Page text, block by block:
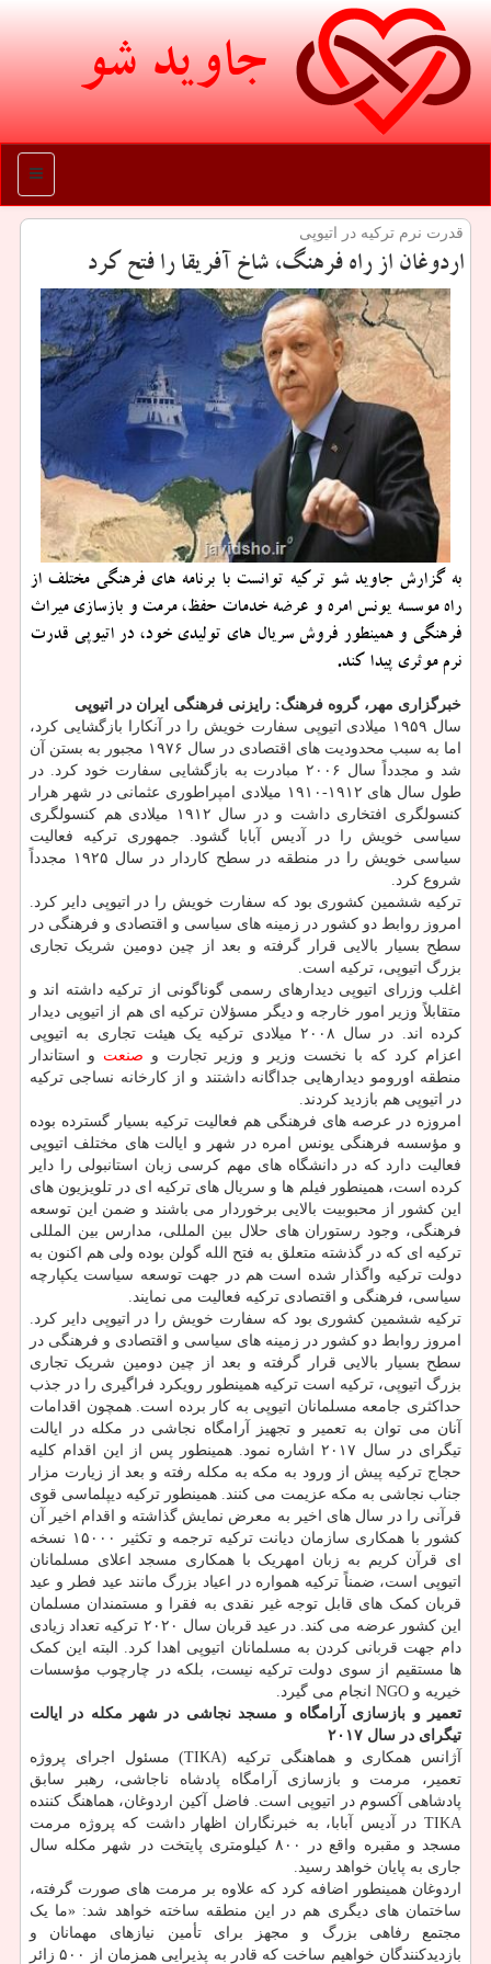
جاوید شو
منو
قدرت نرم تركیه در اتیوپی
اردوغان از راه فرهنگ، شاخ آفریقا را فتح كرد
به گزارش جاوید شو تركیه توانست با برنامه های فرهنگی مختلف از
راه موسسه یونس امره و عرضه خدمات حفظ، مرمت و بازسازی میراث
فرهنگی و همینطور فروش سریال های تولیدی خود، در اتیوپی قدرت
نرم موثری پیدا كند.
خبرگزاری مهر، گروه فرهنگ: رایزنی فرهنگی ایران در اتیوپی
سال ۱۹۵۹ میلادی اتیوپی سفارت خویش را در آنکارا بازگشایی کرد،
اما به سبب محدودیت های اقتصادی در سال ۱۹۷۶ مجبور به بستن آن
شد و مجدداً سال ۲۰۰۶ مبادرت به بازگشایی سفارت خود کرد. در
طول سال های ۱۹۱۲-۱۹۱۰ میلادی امپراطوری عثمانی در شهر هرار
کنسولگری افتخاری داشت و در سال ۱۹۱۲ میلادی هم کنسولگری
سیاسی خویش را در آدیس آبابا گشود. جمهوری ترکیه فعالیت
سیاسی خویش را در منطقه در سطح کاردار در سال ۱۹۲۵ مجدداً
شروع کرد.
ترکیه ششمین کشوری بود که سفارت خویش را در اتیوپی دایر کرد.
امروز روابط دو کشور در زمینه های سیاسی و اقتصادی و فرهنگی در
سطح بسیار بالایی قرار گرفته و بعد از چین دومین شریک تجاری
بزرگ اتیوپی، ترکیه است.
اغلب وزرای اتیوپی دیدارهای رسمی گوناگونی از ترکیه داشته اند و
متقابلاً وزیر امور خارجه و دیگر مسؤلان ترکیه ای هم از اتیوپی دیدار
کرده اند. در سال ۲۰۰۸ میلادی ترکیه یک هیئت تجاری به اتیوپی
اعزام کرد که با نخست وزیر و وزیر تجارت و صنعت و استاندار
منطقه اورومو دیدارهایی جداگانه داشتند و از کارخانه نساجی ترکیه
در اتیوپی هم بازدید کردند.
امروزه در عرصه های فرهنگی هم فعالیت ترکیه بسیار گسترده بوده
و مؤسسه فرهنگی یونس امره در شهر و ایالت های مختلف اتیوپی
فعالیت دارد که در دانشگاه های مهم کرسی زبان استانبولی را دایر
کرده است، همینطور فیلم ها و سریال های ترکیه ای در تلویزیون های
این کشور از محبوبیت بالایی برخوردار می باشند و ضمن این توسعه
فرهنگی، وجود رستوران های حلال بین المللی، مدارس بین المللی
ترکیه ای که در گذشته متعلق به فتح الله گولن بوده ولی هم اکنون به
دولت ترکیه واگذار شده است هم در جهت توسعه سیاست یکپارچه
سیاسی، فرهنگی و اقتصادی ترکیه فعالیت می نمایند.
ترکیه ششمین کشوری بود که سفارت خویش را در اتیوپی دایر کرد.
امروز روابط دو کشور در زمینه های سیاسی و اقتصادی و فرهنگی در
سطح بسیار بالایی قرار گرفته و بعد از چین دومین شریک تجاری
بزرگ اتیوپی، ترکیه است ترکیه همینطور رویکرد فراگیری را در جذب
حداکثری جامعه مسلمانان اتیوپی به کار برده است. همچون اقدامات
آنان می توان به تعمیر و تجهیز آرامگاه نجاشی در مکله در ایالت
تیگرای در سال ۲۰۱۷ اشاره نمود. همینطور پس از این اقدام کلیه
حجاج ترکیه پیش از ورود به مکه به مکله رفته و بعد از زیارت مزار
جناب نجاشی به مکه عزیمت می کنند. همینطور ترکیه دیپلماسی قوی
قرآنی را در سال های اخیر به معرض نمایش گذاشته و اقدام اخیر آن
کشور با همکاری سازمان دیانت ترکیه ترجمه و تکثیر ۱۵۰۰۰ نسخه
ای قرآن کریم به زبان امهریک با همکاری مسجد اعلای مسلمانان
اتیوپی است، ضمناً ترکیه همواره در اعیاد بزرگ مانند عید فطر و عید
قربان کمک های قابل توجه غیر نقدی به فقرا و مستمندان مسلمان
این کشور عرضه می کند. در عید قربان سال ۲۰۲۰ ترکیه تعداد زیادی
دام جهت قربانی کردن به مسلمانان اتیوپی اهدا کرد. البته این کمک
ها مستقیم از سوی دولت ترکیه نیست، بلکه در چارچوب مؤسسات
خیریه و NGO انجام می گیرد.
تعمیر و بازسازی آرامگاه و مسجد نجاشی در شهر مکله در ایالت
تیگرای در سال ۲۰۱۷
آژانس همکاری و هماهنگی ترکیه (TIKA) مسئول اجرای پروژه
تعمیر، مرمت و بازسازی آرامگاه پادشاه ناجاشی، رهبر سابق
پادشاهی آکسوم در اتیوپی است. فاضل آکین اردوغان، هماهنگ کننده
TIKA در آدیس آبابا، به خبرنگاران اظهار داشت که پروژه مرمت
مسجد و مقبره واقع در ۸۰۰ کیلومتری پایتخت در شهر مکله سال
جاری به پایان خواهد رسید.
اردوغان همینطور اضافه کرد که علاوه بر مرمت های صورت گرفته،
ساختمان های دیگری هم در این منطقه ساخته خواهد شد: «ما یک
مجتمع رفاهی بزرگ و مجهز برای تأمین نیازهای مهمانان و
بازدیدکنندگان خواهیم ساخت که قادر به پذیرایی همزمان از ۵۰۰ زائر